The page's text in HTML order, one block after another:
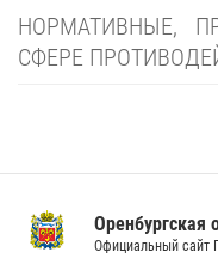
НОРМАТИВНЫЕ,
СФЕРЕ
Оренбургская
Официальный сайт